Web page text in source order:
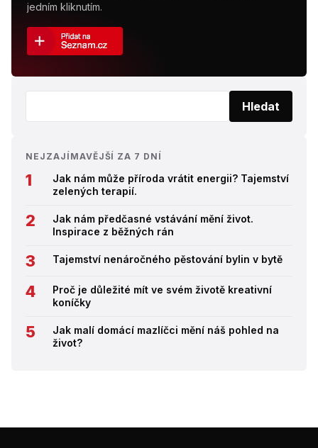
jedním kliknutím.
Hledat
NEJZAJÍMAVĚJŠÍ ZA 7 DNÍ
Jak nám může příroda vrátit energii? Tajemství
zelených terapií.
Jak nám předčasné vstávání mění život.
Inspirace z běžných rán
Tajemství nenáročného pěstování bylin v bytě
Proč je důležité mít ve svém životě kreativní
koníčky
Jak malí domácí mazlíčci mění náš pohled na
život?